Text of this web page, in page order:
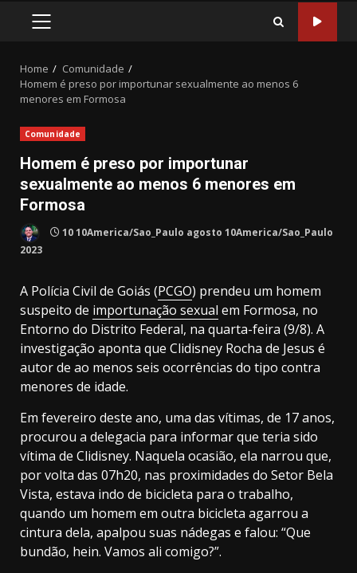
PRIMARY
Home
Comunidade
Homem é preso por importunar sexualmente ao menos 6
menores em Formosa
Comunidade
Homem é preso por importunar
sexualmente ao menos 6 menores em
Formosa
10 10America/Sao_Paulo agosto 10America/Sao_Paulo
2023
A Polícia Civil de Goiás (PCGO) prendeu um homem
suspeito de importunação sexual em Formosa, no
Entorno do Distrito Federal, na quarta-feira (9/8). A
investigação aponta que Clidisney Rocha de Jesus é
autor de ao menos seis ocorrências do tipo contra
menores de idade.
Em fevereiro deste ano, uma das vítimas, de 17 anos,
procurou a delegacia para informar que teria sido
vítima de Clidisney. Naquela ocasião, ela narrou que,
por volta das 07h20, nas proximidades do Setor Bela
Vista, estava indo de bicicleta para o trabalho,
quando um homem em outra bicicleta agarrou a
cintura dela, apalpou suas nádegas e falou: “Que
bundão, hein. Vamos ali comigo?”.